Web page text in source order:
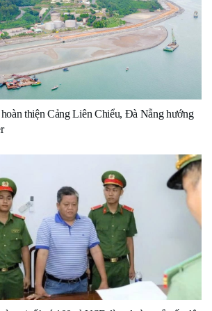
hoàn thiện Cảng Liên Chiểu, Đà Nẵng hướng